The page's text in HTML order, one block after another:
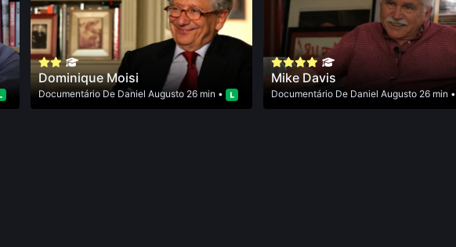
Dominique Moisi
Documentário De Daniel Augusto 26 min •
Mike Davis
DocumentárioDe Daniel Augusto26 min •